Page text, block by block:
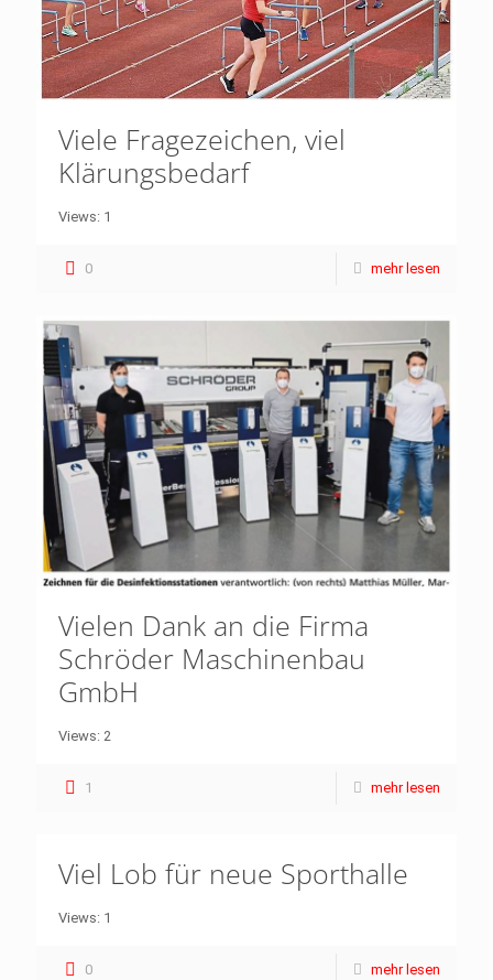
Viele Fragezeichen, viel
Klärungsbedarf
Views: 1
0 mehr lesen
Vielen Dank an die Firma
Schröder Maschinenbau
GmbH
Views: 2
1 mehr lesen
Viel Lob für neue Sporthalle
Views: 1
0 mehr lesen